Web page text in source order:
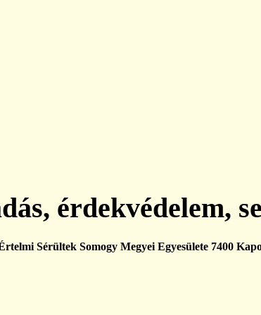
érdekvédelem,
Sérültek Somogy Megyei Egyesülete 7400